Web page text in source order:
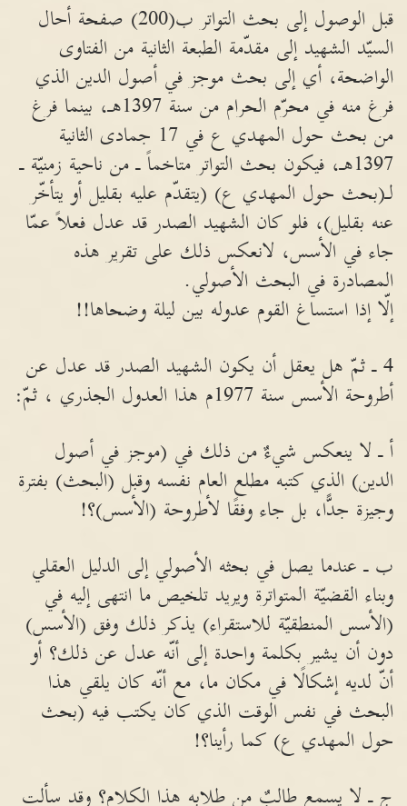
قبل الوصول إلى بحث التواتر ب(200) صفحة أحال
السيّد الشهيد إلى مقدّمة الطبعة الثانية من الفتاوى
الواضحة، أي إلى بحث موجز في أصول الدين الذي
فرغ منه في محرّم الحرام من سنة 1397هـ، بينما فرغ
من بحث حول المهدي ع في 17 جمادى الثانية
1397هـ، فيكون بحث التواتر متاخماً ـ من ناحية زمنيّة ـ
لـ(بحث حول المهدي ع) (يتقدّم عليه بقليل أو يتأخّر
عنه بقليل)، فلو كان الشهيد الصدر قد عدل فعلاً عمّا
جاء في الأسس، لانعكس ذلك على تقرير هذه
المصادرة في البحث الأصولي.
إلّا إذا استساغ القوم عدوله بين ليلة وضحاها!!
4 ـ ثمّ هل يعقل أن يكون الشهيد الصدر قد عدل عن
أطروحة الأسس سنة 1977م هذا العدول الجذري ، ثمّ:
أ ـ لا ينعكس شيءٌ من ذلك في (موجز في أصول
الدين) الذي كتبه مطلع العام نفسه وقبل (البحث) بفترة
وجيزة جدًّا، بل جاء وفقًا لأطروحة (الأسس)؟!
ب ـ عندما يصل في بحثه الأصولي إلى الدليل العقلي
وبناء القضيّة المتواترة ويريد تلخيص ما انتهى إليه في
(الأسس المنطقيّة للاستقراء) يذكر ذلك وفق (الأسس)
دون أن يشير بكلمة واحدة إلى أنّه عدل عن ذلك؟ أو
أنّ لديه إشكالًا في مكان ما، مع أنّه كان يلقي هذا
البحث في نفس الوقت الذي كان يكتب فيه (بحث
حول المهدي ع) كما رأينا؟!
ج ـ لا يسمع طالبٌ من طلابه هذا الكلام؟ وقد سألت